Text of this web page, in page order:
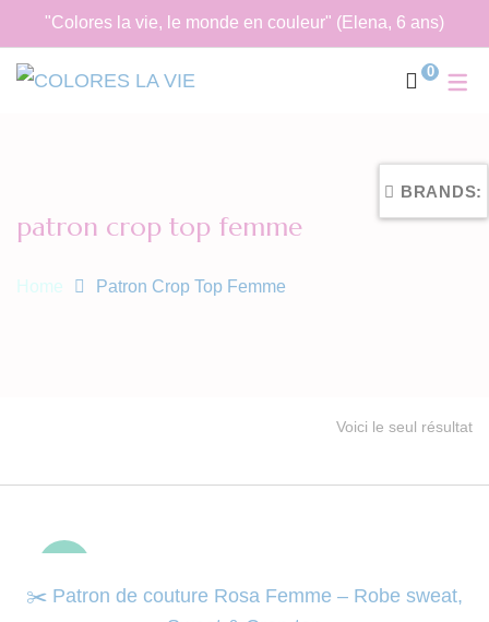
"Colores la vie, le monde en couleur" (Elena, 6 ans)
0
patron crop top femme
Home Patron Crop Top Femme
Voici le seul résultat
✂️ Patron de couture Rosa Femme – Robe sweat,
BRANDS: